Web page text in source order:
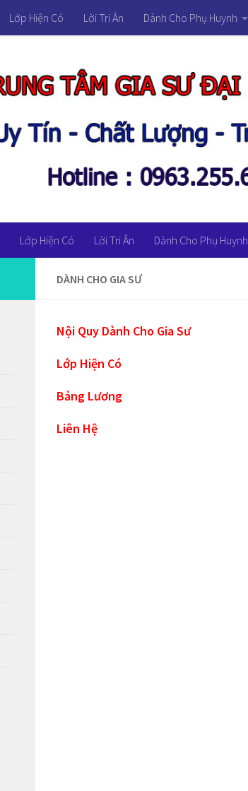
Lớp Hiện Có Lời Tri Ân Dành Cho Phụ Huynh
Lớp Hiện Có Lời Tri Ân Dành Cho Phụ Huynh
DÀNH CHO GIA SƯ
Nội Quy Dành Cho Gia Sư
Lớp Hiện Có
Bảng Lương
Liên Hệ